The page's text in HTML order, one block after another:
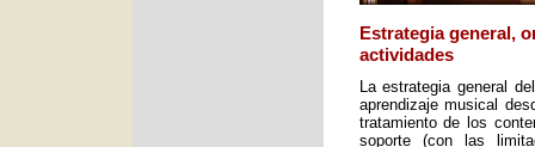
Estrategia general,
actividades
La estrategia general
aprendizaje musical
tratamiento de los
soporte (con las